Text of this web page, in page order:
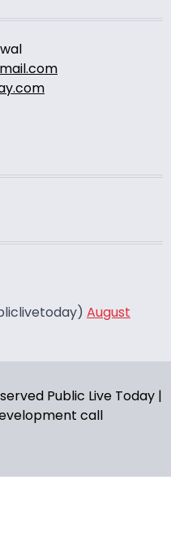
August
Public Live Today |
call